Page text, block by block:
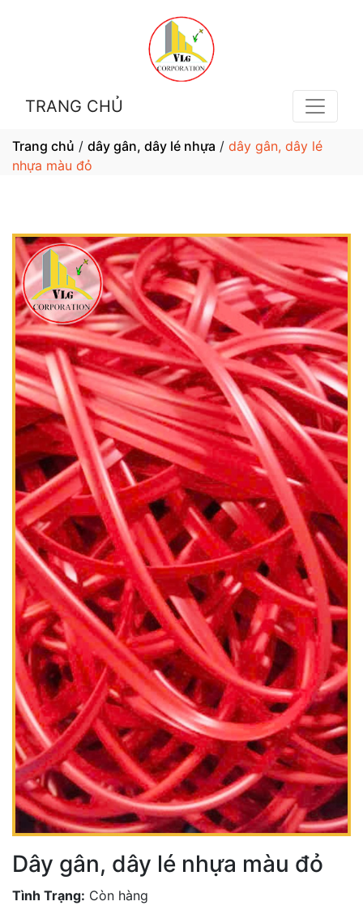
TRANG CHỦ
Trang chủ / dây gân, dây lé nhựa / dây gân, dây lé
nhựa màu đỏ
Dây gân, dây lé nhựa màu đỏ
Tình Trạng: Còn hàng